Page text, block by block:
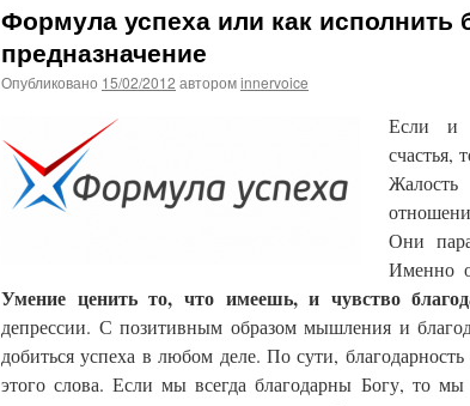
Формула успеха или как исполнить
предназначение
Опубликовано 15/02/2012 авторомinnervoice
Если и
счастья,
Они
Именно
Умение ценить то, что имеешь, и чувство
депрессии. С позитивным образом мышления и
добиться успеха в любом деле. По сути,
этого слова. Если мы всегда благодарны Богу, то мы